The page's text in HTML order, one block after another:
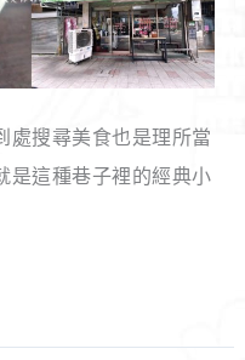
處搜尋美食也是理所當
是這種巷子裡的經典小